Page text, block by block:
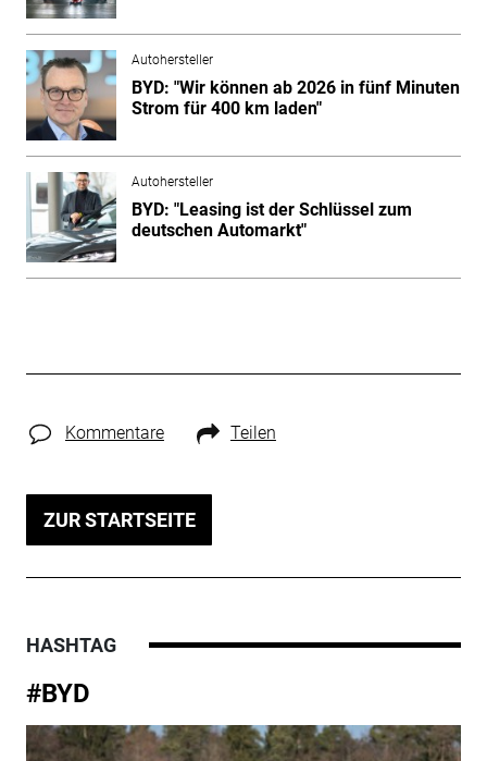
Autohersteller
BYD: "Wir können ab 2026 in fünf Minuten
Strom für 400 km laden"
Autohersteller
BYD: "Leasing ist der Schlüssel zum
deutschen Automarkt"
Kommentare Teilen
ZUR STARTSEITE
HASHTAG
#BYD